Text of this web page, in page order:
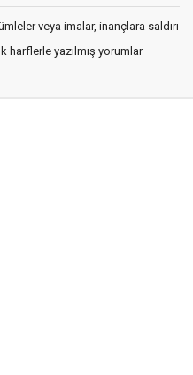
veya imalar, inançlara saldırı
harflerle yazılmış yorumlar